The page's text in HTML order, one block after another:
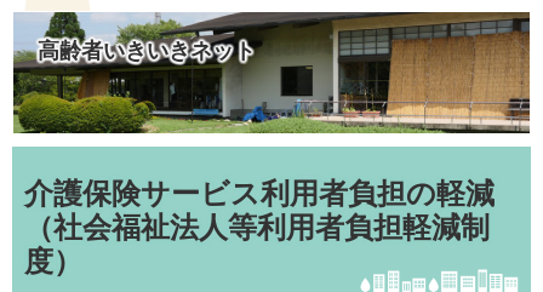
文
へ
高齢者いきいきネット
介護保険サービス利用者負担の軽減
（社会福祉法人等利用者負担軽減制
度）